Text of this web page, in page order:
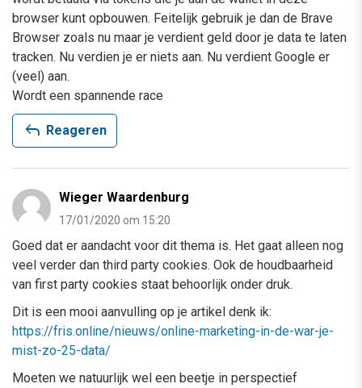
browser kunt opbouwen. Feitelijk gebruik je dan de Brave
Browser zoals nu maar je verdient geld door je data te laten
tracken. Nu verdien je er niets aan. Nu verdient Google er
(veel) aan.
Wordt een spannende race
reply Reageren
Wieger Waardenburg
17/01/2020 om 15:20
Goed dat er aandacht voor dit thema is. Het gaat alleen nog
veel verder dan third party cookies. Ook de houdbaarheid
van first party cookies staat behoorlijk onder druk.
Dit is een mooi aanvulling op je artikel denk ik:
https://fris.online/nieuws/online-marketing-in-de-war-je-
mist-zo-25-data/
Moeten we natuurlijk wel een beetje in perspectief